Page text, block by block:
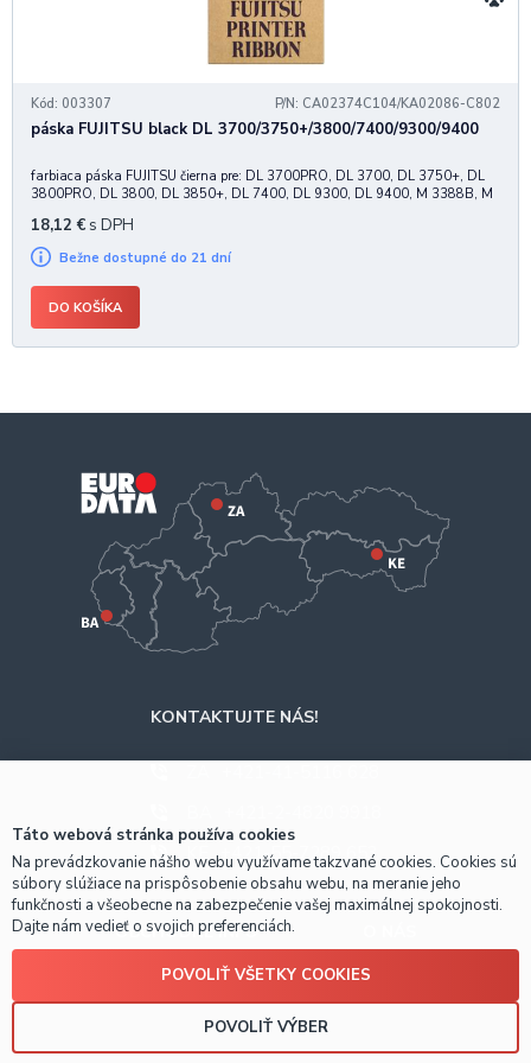
Kód: 003307 P/N: CA02374C104/KA02086-C802
páska FUJITSU black DL 3700/3750+/3800/7400/9300/9400
farbiaca páska FUJITSU čierna pre: DL 3700PRO, DL 3700, DL 3750+, DL
3800PRO, DL 3800, DL 3850+, DL 7400, DL 9300, DL 9400, M 3388B, M
18,12 € s DPH
Bežne dostupné do 21 dní
DO KOŠÍKA
KONTAKTUJTE NÁS!
KE +421-55-7289 653
OBCHODNÉ INFO
Prečo nakúpiť u nás?
Táto webová stránka používa cookies
Na prevádzkovanie nášho webu využívame takzvané cookies. Cookies sú
súbory slúžiace na prispôsobenie obsahu webu, na meranie jeho
funkčnosti a všeobecne na zabezpečenie vašej maximálnej spokojnosti.
Dajte nám vedieť o svojich preferenciách.
POVOLIŤ VÝBER
POVOLIŤ VŠETKY COOKIES